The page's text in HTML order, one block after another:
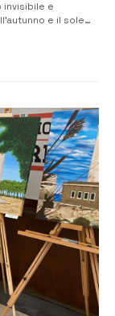
invisibile e
e il sole